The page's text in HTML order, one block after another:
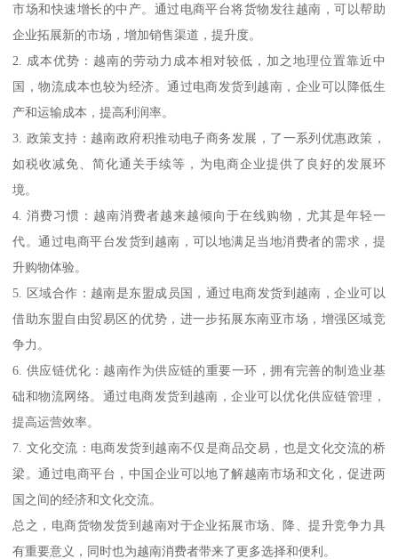
市场和快速增长的中产。通过电商平台将货物发往越南，可以帮助
企业拓展新的市场，增加销售渠道，提升度。
2. 成本优势：越南的劳动力成本相对较低，加之地理位置靠近中
国，物流成本也较为经济。通过电商发货到越南，企业可以降低生
产和运输成本，提高利润率。
3. 政策支持：越南政府积推动电子商务发展，了一系列优惠政策，
如税收减免、简化通关手续等，为电商企业提供了良好的发展环
境。
4. 消费习惯：越南消费者越来越倾向于在线购物，尤其是年轻一
代。通过电商平台发货到越南，可以地满足当地消费者的需求，提
升购物体验。
5. 区域合作：越南是东盟成员国，通过电商发货到越南，企业可以
借助东盟自由贸易区的优势，进一步拓展东南亚市场，增强区域竞
争力。
6. 供应链优化：越南作为供应链的重要一环，拥有完善的制造业基
础和物流网络。通过电商发货到越南，企业可以优化供应链管理，
提高运营效率。
7. 文化交流：电商发货到越南不仅是商品交易，也是文化交流的桥
梁。通过电商平台，中国企业可以地了解越南市场和文化，促进两
国之间的经济和文化交流。
总之，电商货物发货到越南对于企业拓展市场、降、提升竞争力具
有重要意义，同时也为越南消费者带来了更多选择和便利。